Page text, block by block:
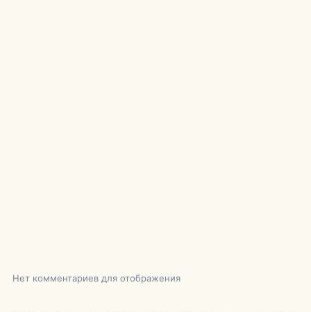
Нет комментариев для отображения